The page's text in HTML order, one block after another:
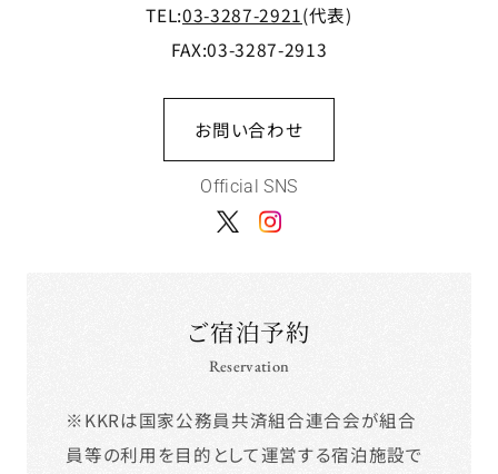
TEL:03-3287-2921(代表)
FAX:03-3287-2913
お問い合わせ
Official SNS
ご宿泊予約
Reservation
※KKRは国家公務員共済組合連合会が組合
員等の利用を目的として運営する宿泊施設で